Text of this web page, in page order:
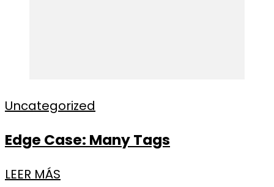
Uncategorized
Edge Case: Many Tags
LEER MÁS